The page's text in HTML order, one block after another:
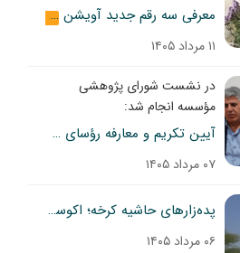
معرفی سه رقم جدید آویشن
۱۱ مرداد ۱۴۰۵
در نشست شورای پژوهشی
مؤسسه انجام شد:
آیین تکریم و معارفه رؤسای سه بخش پژوهشی مؤسسه تحقیقات جنگل‌ها و مراتع کشور
۰۷ مرداد ۱۴۰۵
پده‌زارهای حاشیه کرخه؛ اکوسیستم‌های ارزشمند در معرض تهدید
۰۶ مرداد ۱۴۰۵